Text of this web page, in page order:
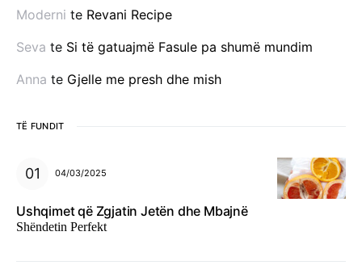
Moderni te Revani Recipe
Seva te Si të gatuajmë Fasule pa shumë mundim
Anna te Gjelle me presh dhe mish
TË FUNDIT
04/03/2025
Ushqimet që Zgjatin Jetën dhe Mbajnë
Shëndetin Perfekt